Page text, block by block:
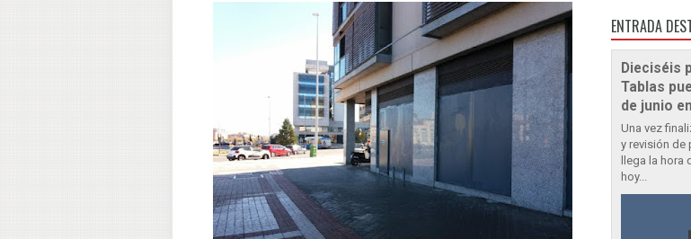
ENTRADA
Dieciséis
Tablas
de junio
Una vez
y revisión de
llega la
hoy...